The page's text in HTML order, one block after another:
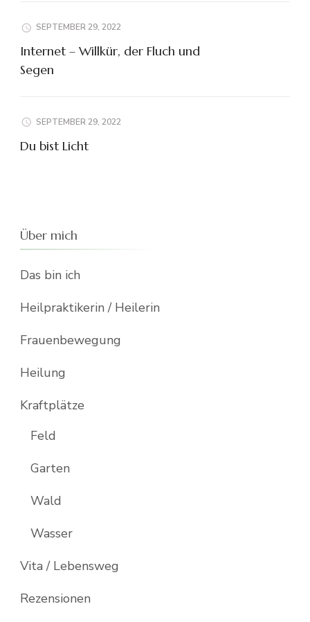
SEPTEMBER 29, 2022
Internet – Willkür, der Fluch und
Segen
SEPTEMBER 29, 2022
Du bist Licht
Über mich
Das bin ich
Heilpraktikerin / Heilerin
Frauenbewegung
Heilung
Kraftplätze
Feld
Garten
Wald
Wasser
Vita / Lebensweg
Rezensionen